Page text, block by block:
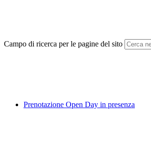
Campo di ricerca per le pagine del sito
Prenotazione Open Day in presenza